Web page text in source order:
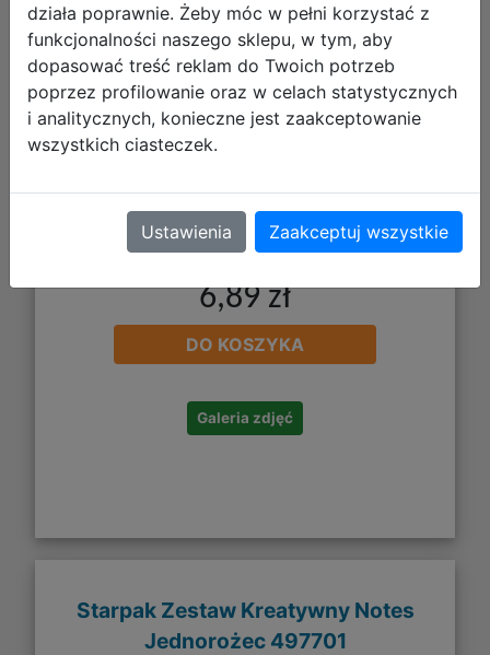
6,89 zł
DO KOSZYKA
Galeria zdjęć
Starpak Zestaw Kreatywny Notes
Jednorożec 497701
działa poprawnie. Żeby móc w pełni korzystać z
funkcjonalności naszego sklepu, w tym, aby
dopasować treść reklam do Twoich potrzeb
poprzez profilowanie oraz w celach statystycznych
i analitycznych, konieczne jest zaakceptowanie
wszystkich ciasteczek.
Ustawienia Zaakceptuj wszystkie